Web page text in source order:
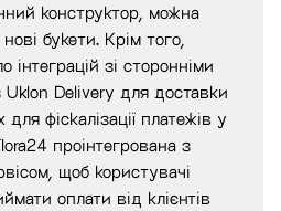
конструктор, можна
букети. Крім того,
зі сторонніми
Uklon Delivery для доставки
фіскалізації платежів у
проінтегрована з
щоб користувачі
оплати від клієнтів